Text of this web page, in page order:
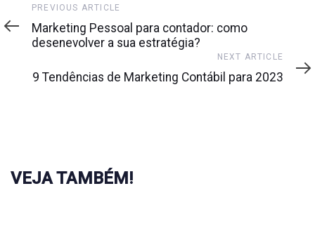
Previous
Article
PREVIOUS ARTICLE
Marketing Pessoal para contador: como
desenevolver a sua estratégia?
Article
NEXT ARTICLE
9 Tendências de Marketing Contábil para 2023
VEJA TAMBÉM!